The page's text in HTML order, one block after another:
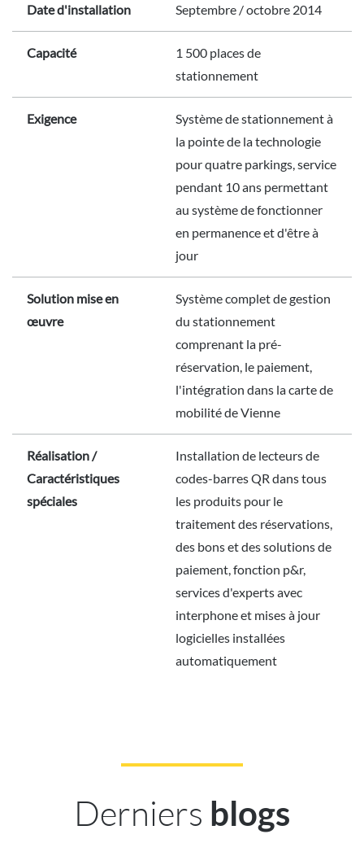
Date d'installation Septembre / octobre 2014
Capacité
1 500 places de
stationnement
Exigence
Système de stationnement à
la pointe de la technologie
pour quatre parkings, service
pendant 10 ans permettant
au système de fonctionner
en permanence et d'être à
jour
Solution mise en
œuvre
Système complet de gestion
du stationnement
comprenant la pré-
réservation, le paiement,
l'intégration dans la carte de
mobilité de Vienne
Réalisation /
Caractéristiques
spéciales
Installation de lecteurs de
codes-barres QR dans tous
les produits pour le
traitement des réservations,
des bons et des solutions de
paiement, fonction p&r,
services d'experts avec
interphone et mises à jour
logicielles installées
automatiquement
Derniers blogs